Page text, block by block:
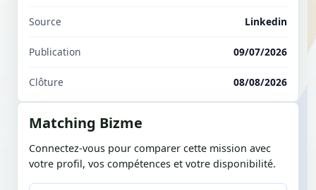
Source Linkedin
Publication 09/07/2026
Clôture 08/08/2026
Matching Bizme
Connectez-vous pour comparer cette mission avec
votre profil, vos compétences et votre disponibilité.